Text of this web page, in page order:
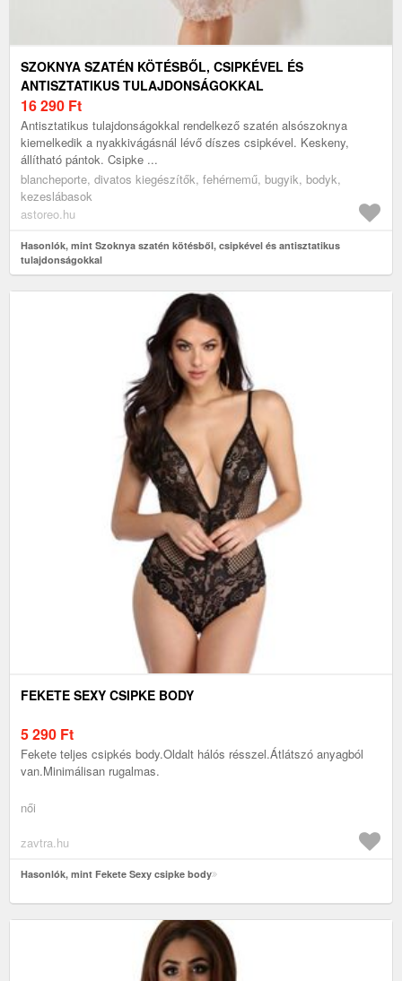
SZOKNYA SZATÉN KÖTÉSBŐL, CSIPKÉVEL ÉS
ANTISZTATIKUS TULAJDONSÁGOKKAL
16 290 Ft
Antisztatikus tulajdonságokkal rendelkező szatén alsószoknya
kiemelkedik a nyakkivágásnál lévő díszes csipkével. Keskeny,
állítható pántok. Csipke ...
blancheporte, divatos kiegészítők, fehérnemű, bugyik, bodyk,
kezeslábasok
astoreo.hu
Hasonlók, mint Szoknya szatén kötésből, csipkével és antisztatikus
tulajdonságokkal
FEKETE SEXY CSIPKE BODY
5 290 Ft
Fekete teljes csipkés body.Oldalt hálós résszel.Átlátszó anyagból
van.Minimálisan rugalmas.
női
zavtra.hu
Hasonlók, mint Fekete Sexy csipke body